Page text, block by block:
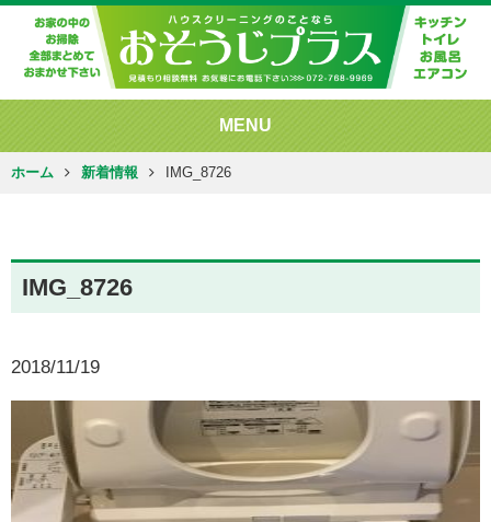
MENU
ホーム 新着情報 IMG_8726
IMG_8726
2018/11/19